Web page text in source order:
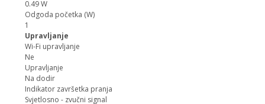
0.49 W
Odgoda početka (W)
1
Upravljanje
Wi-Fi upravljanje
Ne
Upravljanje
Na dodir
Indikator završetka pranja
Svjetlosno - zvučni signal